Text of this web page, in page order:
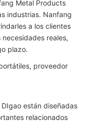
Metal Products
industrias. Nanfang
a los clientes
reales,
plazo.
están diseñadas
relacionados